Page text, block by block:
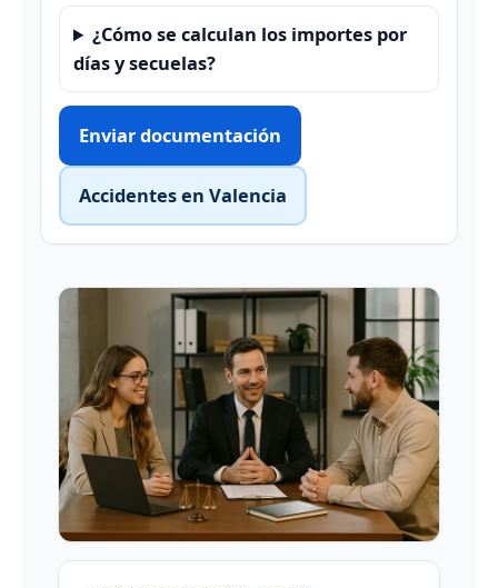
¿Cómo se calculan los importes por
días y secuelas?
Enviar documentación
Accidentes en Valencia